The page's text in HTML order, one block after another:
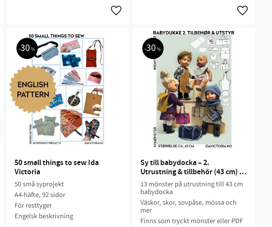
30 %
50 small things to sew Ida
Victoria
50 små syprojekt
A4-häfte, 92 sidor
För resttyger
Engelsk beskrivning
30 %
Sy till babydocka – 2.
Utrustning & tillbehör (43 cm) –
Ida Victoria
13 mönster på utrustning till 43 cm
babydocka
Väskor, skor, sovpåse, mössa och
mer
Finns som tryckt mönster eller PDF